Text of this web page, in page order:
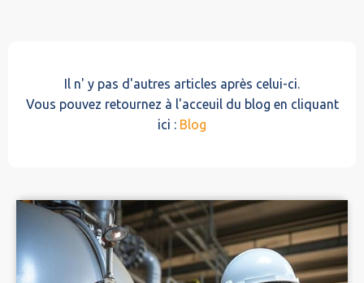
Il n' y pas d'autres articles après celui-ci.
Vous pouvez retournez à l'acceuil du blog en cliquant
ici : Blog